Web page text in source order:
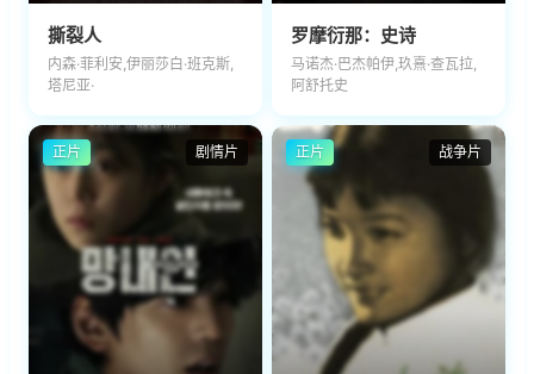
撕裂人
内森·菲利安,伊丽莎白·班克斯,
塔尼亚·
罗摩衍那：史诗
马诺杰·巴杰帕伊,玖熹·查瓦拉,
阿舒托史
剧情片
正片 战争片
正片